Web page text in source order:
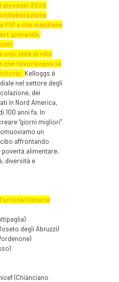
giovanili 2026
e che mantiene
giovanile,
uno stile di vita
che favoriscano la
Kelloggs è
nel settore degli
dei
in Nord America,
100 anni fa. In
“giorni migliori”
un
affrontando
alimentare,
diversità e
Venaria
degli Abruzzi)
(Chianciano